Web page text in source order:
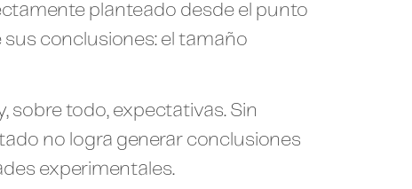
planteado desde el punto
conclusiones: el tamaño
sobre todo, expectativas. Sin
no logra generar conclusiones
experimentales.